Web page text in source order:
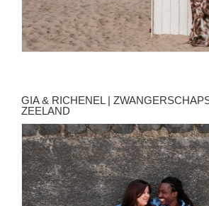
GIA & RICHENEL |
ZEELAND